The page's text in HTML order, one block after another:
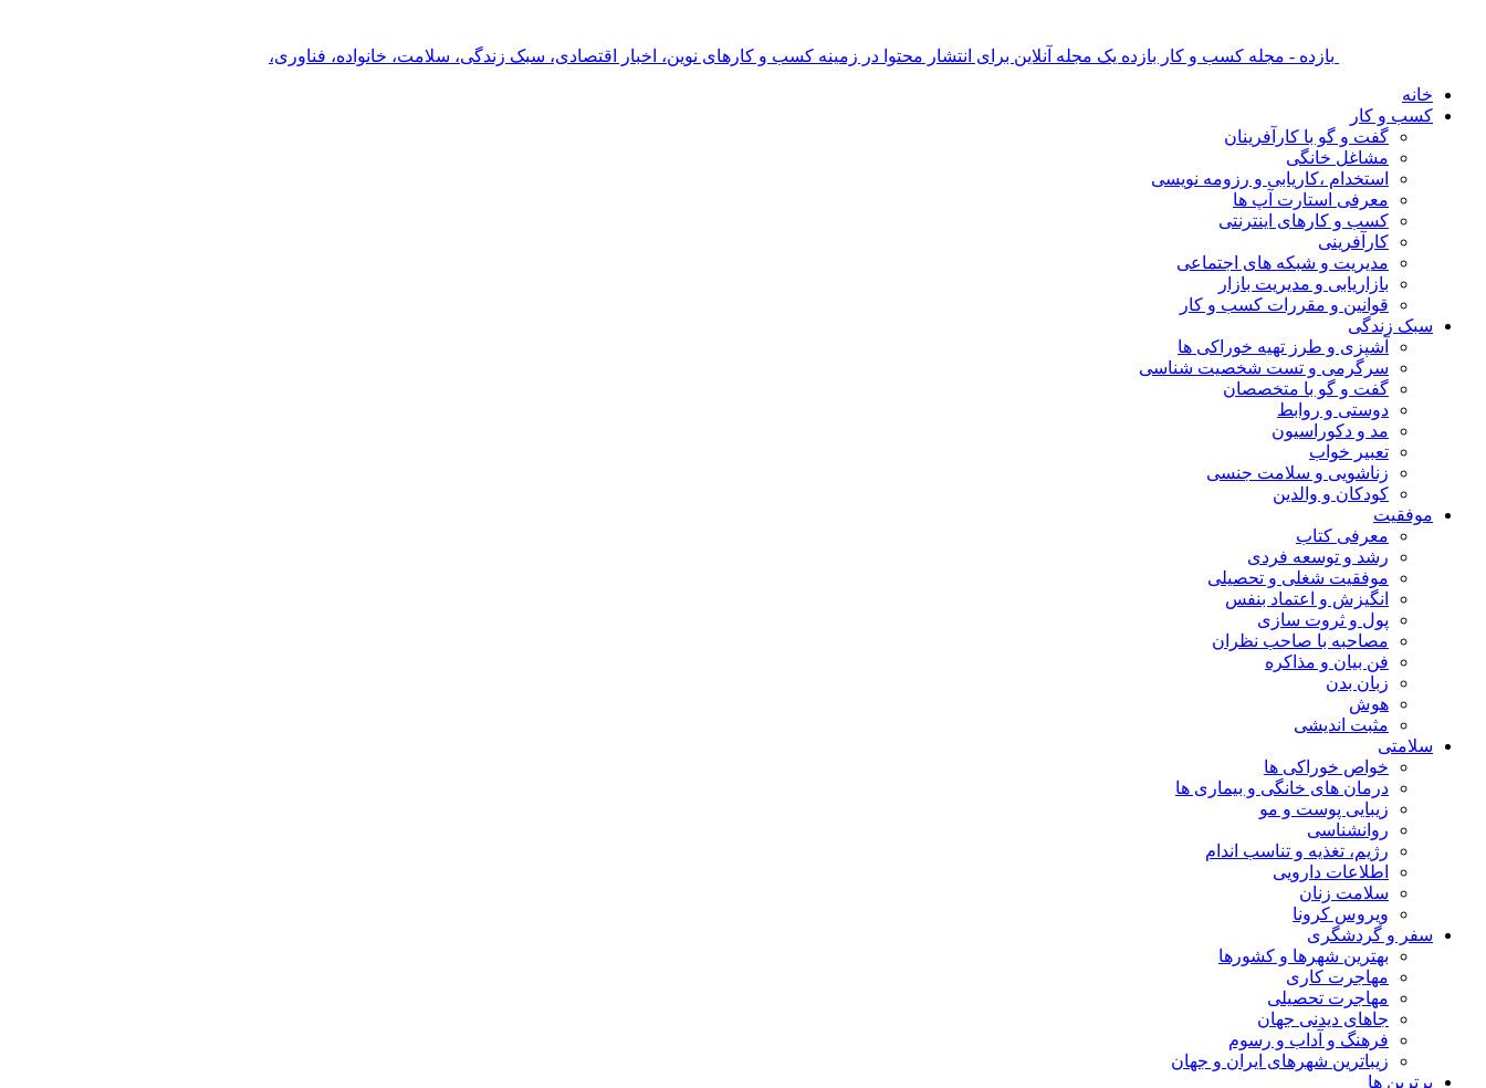
بازده - مجله کسب و کار بازده یک مجله آنلاین برای انتشار محتوا در زمینه کسب و کارهای نوین، اخبار اقتصادی، سبک زندگی، سلامت، خانواده، فناوری،
خانه
کسب و کار
گفت و گو با کارآفرینان
مشاغل خانگی
استخدام ،کاریابی و رزومه نویسی
معرفی استارت آپ ها
کسب و کارهای اینترنتی
کارآفرینی
مدیریت و شبکه های اجتماعی
بازاریابی و مدیریت بازار
قوانین و مقررات کسب و کار
سبک زندگی
آشپزی و طرز تهیه خوراکی ها
سرگرمی و تست شخصیت شناسی
گفت و گو با متخصصان
دوستی و روابط
مد و دکوراسیون
تعبیر خواب
زناشویی و سلامت جنسی
کودکان و والدین
موفقیت
معرفی کتاب
رشد و توسعه فردی
موفقیت شغلی و تحصیلی
انگیزش و اعتماد بنفس
پول و ثروت سازی
مصاحبه با صاحب نظران
فن بیان و مذاکره
زبان بدن
هوش
مثبت اندیشی
سلامتی
خواص خوراکی ها
درمان های خانگی و بیماری ها
زیبایی پوست و مو
روانشناسی
رژیم، تغذیه و تناسب اندام
اطلاعات دارویی
سلامت زنان
ویروس کرونا
سفر و گردشگری
بهترین شهرها و کشورها
مهاجرت کاری
مهاجرت تحصیلی
جاهای دیدنی جهان
فرهنگ و آداب و رسوم
زیباترین شهرهای ایران و جهان
برترین ها